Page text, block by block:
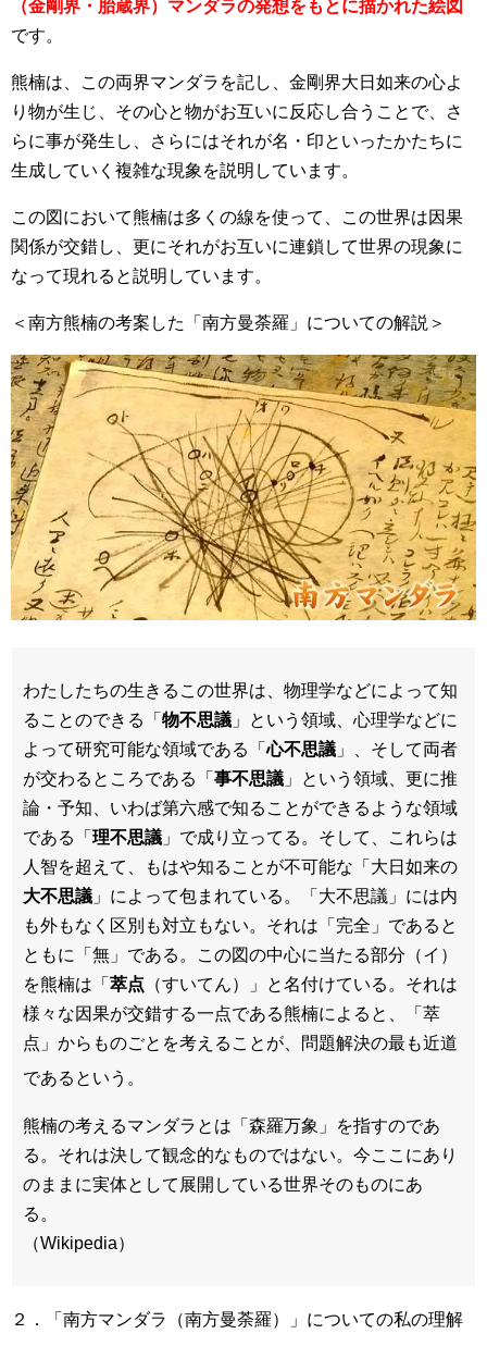
（金剛界・胎蔵界）マンダラの発想をもとに描かれた絵図
です。
熊楠は、この両界マンダラを記し、金剛界大日如来の心よ
り物が生じ、その心と物がお互いに反応し合うことで、さ
らに事が発生し、さらにはそれが名・印といったかたちに
生成していく複雑な現象を説明しています。
この図において熊楠は多くの線を使って、この世界は因果
関係が交錯し、更にそれがお互いに連鎖して世界の現象に
なって現れると説明しています。
＜南方熊楠の考案した「南方曼荼羅」についての解説＞
わたしたちの生きるこの世界は、物理学などによって知
ることのできる「 物不思議 」という領域、心理学などに
よって研究可能な領域である「心不思議 」、そして両者
が交わるところである「 事不思議 」という領域、更に推
論・予知、いわば第六感で知ることができるような領域
である「 理不思議 」で成り立ってる。そして、これらは
人智を超えて、もはや知ることが不可能な「大日如来の
大不思議 」によって包まれている。「大不思議」には内
も外もなく区別も対立もない。それは「完全」であると
ともに「無」である。この図の中心に当たる部分（イ）
を熊楠は「 萃点 （すいてん）」と名付けている。それは
様々な因果が交錯する一点である熊楠によると、「萃
点」からものごとを考えることが、問題解決の最も近道
であるという 。
熊楠の考えるマンダラとは「森羅万象」を指すのであ
る。それは決して観念的なものではない。今ここにあり
のままに実体として展開している世界そのものにあ
る。
（Wikipedia）
２．「南方マンダラ（南方曼荼羅）」についての私の理解